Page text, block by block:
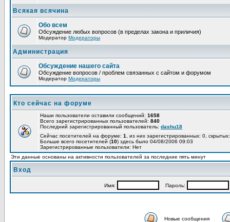
Всякая всячина
Обо всем
Обсуждение любых вопросов (в пределах закона и приличия)
Модератор Модераторы
Администрация
Обсуждение нашего сайта
Обсуждение вопросов / проблем связанных с сайтом и форумом
Модератор Модераторы
Кто сейчас на форуме
Наши пользователи оставили сообщений: 1658
Всего зарегистрированных пользователей: 840
Последний зарегистрированный пользователь: dashu18
Сейчас посетителей на форуме: 1
, из них зарегистрированных: 0,
Больше всего посетителей (10) здесь было 04/08/2006 09:03
Зарегистрированные пользователи: Нет
Эти данные основаны на активности пользователей за последние пять минут
Вход
Имя: Пароль:
Новые сообщения